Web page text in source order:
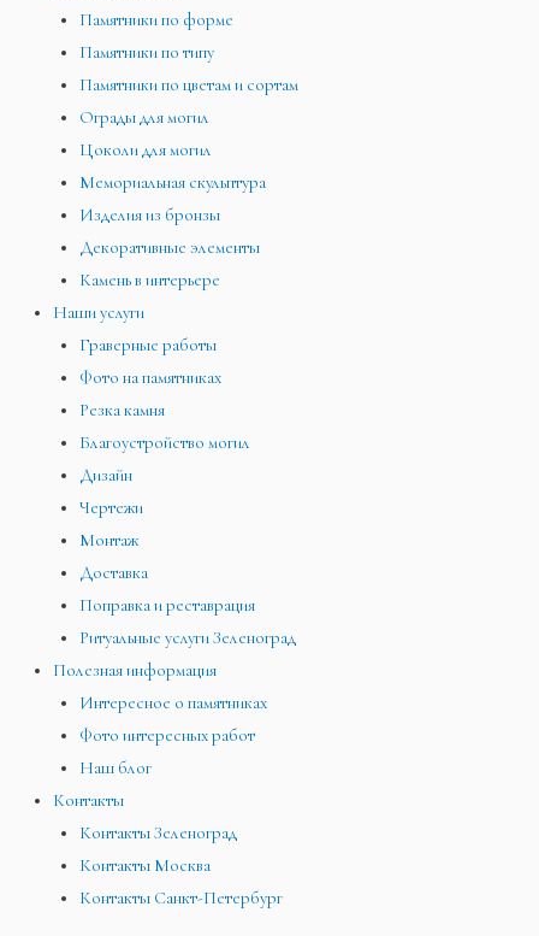
Памятники по форме
Памятники по типу
Памятники по цветам и сортам
Ограды для могил
Цоколи для могил
Мемориальная скульптура
Изделия из бронзы
Декоративные элементы
Камень в интерьере
Наши услуги
Граверные работы
Фото на памятниках
Резка камня
Благоустройство могил
Дизайн
Чертежи
Монтаж
Доставка
Поправка и реставрация
Ритуальные услуги Зеленоград
Полезная информация
Интересное о памятниках
Фото интересных работ
Наш блог
Контакты
Контакты Зеленоград
Контакты Москва
Контакты Санкт-Петербург